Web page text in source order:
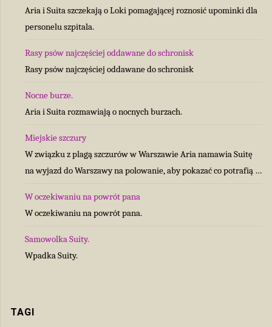
Aria i Suita szczekają o Loki pomagającej roznosić upominki dla
personelu szpitala.
Rasy psów najczęściej oddawane do schronisk
Rasy psów najczęściej oddawane do schronisk
Nocne burze.
Aria i Suita rozmawiają o nocnych burzach.
Miejskie szczury
W związku z plagą szczurów w Warszawie Aria namawia Suitę
na wyjazd do Warszawy na polowanie, aby pokazać co potrafią …
W oczekiwaniu na powrót pana
W oczekiwaniu na powrót pana.
Samowolka Suity.
Wpadka Suity.
TAGI